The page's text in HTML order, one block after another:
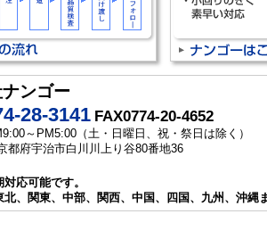
ンゴー
28-3141 FAX0774-20-4652
～PM5:00（土・日曜日、祝・祭日は除く）
都府宇治市白川川上り谷80番地36
応可能です。
北、関東、中部、関西、中国、四国、九州、沖縄